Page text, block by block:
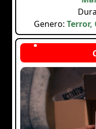
Genero: Terror,